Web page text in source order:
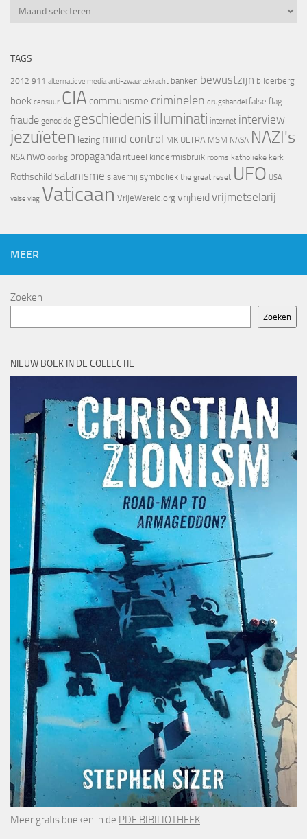
Archief
TAGS
2012 911 alternatieve media anti-zwaartekracht banken bewustzijn bilderberg
boek censuur CIA communisme criminelen drugshandel false flag
fraude genocide geschiedenis illuminati internet interview
jezuïeten lezing mind control MK ULTRA MSM NASA NAZI's
NSA nwo oorlog propaganda ritueel kindermisbruik rooms katholieke kerk
Rothschild satanisme slavernij symboliek the great reset UFO USA
valse vlag Vaticaan VrijeWereld.org vrijheid vrijmetselarij
MEER
Zoeken
Zoeken
NIEUW BOEK IN DE COLLECTIE
Meer gratis boeken in de PDF BIBILIOTHEEK